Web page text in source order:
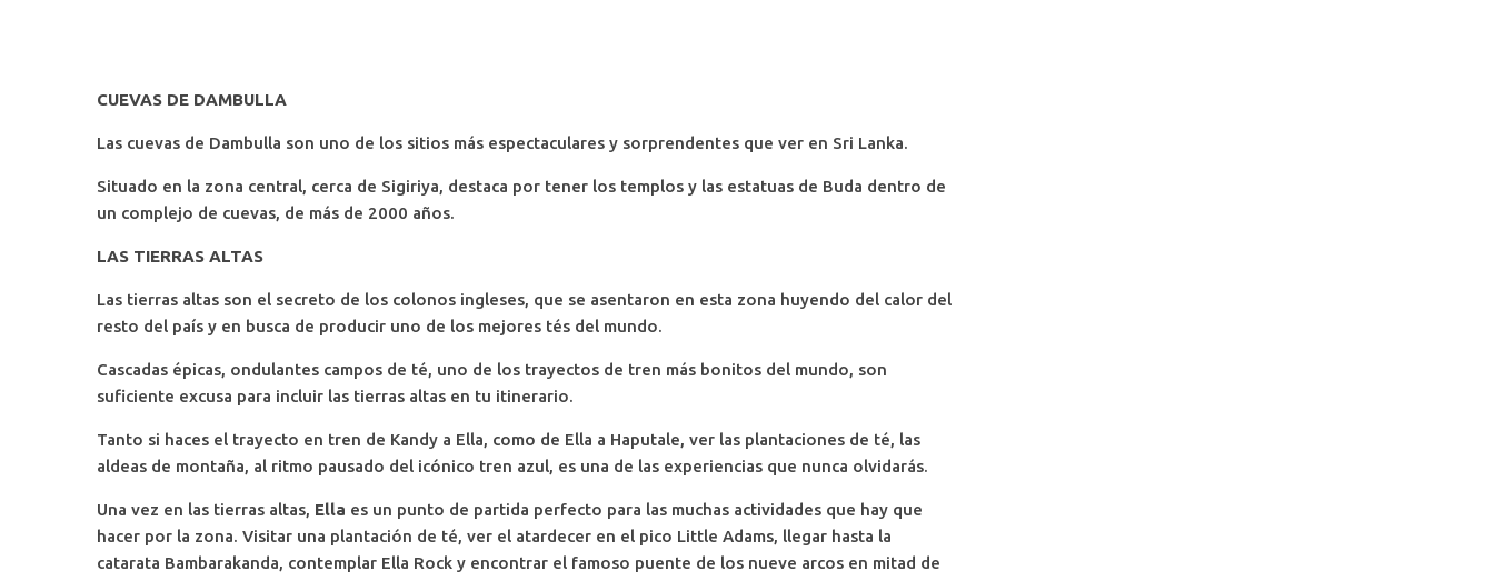
CUEVAS DE DAMBULLA
Las cuevas de Dambulla son uno de los sitios más espectaculares y sorprendentes que ver en Sri Lanka.
Situado en la zona central, cerca de Sigiriya, destaca por tener los templos y las estatuas de Buda dentro de
un complejo de cuevas, de más de 2000 años.
LAS TIERRAS ALTAS
Las tierras altas son el secreto de los colonos ingleses, que se asentaron en esta zona huyendo del calor del
resto del país y en busca de producir uno de los mejores tés del mundo.
Cascadas épicas, ondulantes campos de té, uno de los trayectos de tren más bonitos del mundo, son
suficiente excusa para incluir las tierras altas en tu itinerario.
Tanto si haces el trayecto en tren de Kandy a Ella, como de Ella a Haputale, ver las plantaciones de té, las
aldeas de montaña, al ritmo pausado del icónico tren azul, es una de las experiencias que nunca olvidarás.
Una vez en las tierras altas, Ella es un punto de partida perfecto para las muchas actividades que hay que
hacer por la zona. Visitar una plantación de té, ver el atardecer en el pico Little Adams, llegar hasta la
catarata Bambarakanda, contemplar Ella Rock y encontrar el famoso puente de los nueve arcos en mitad de